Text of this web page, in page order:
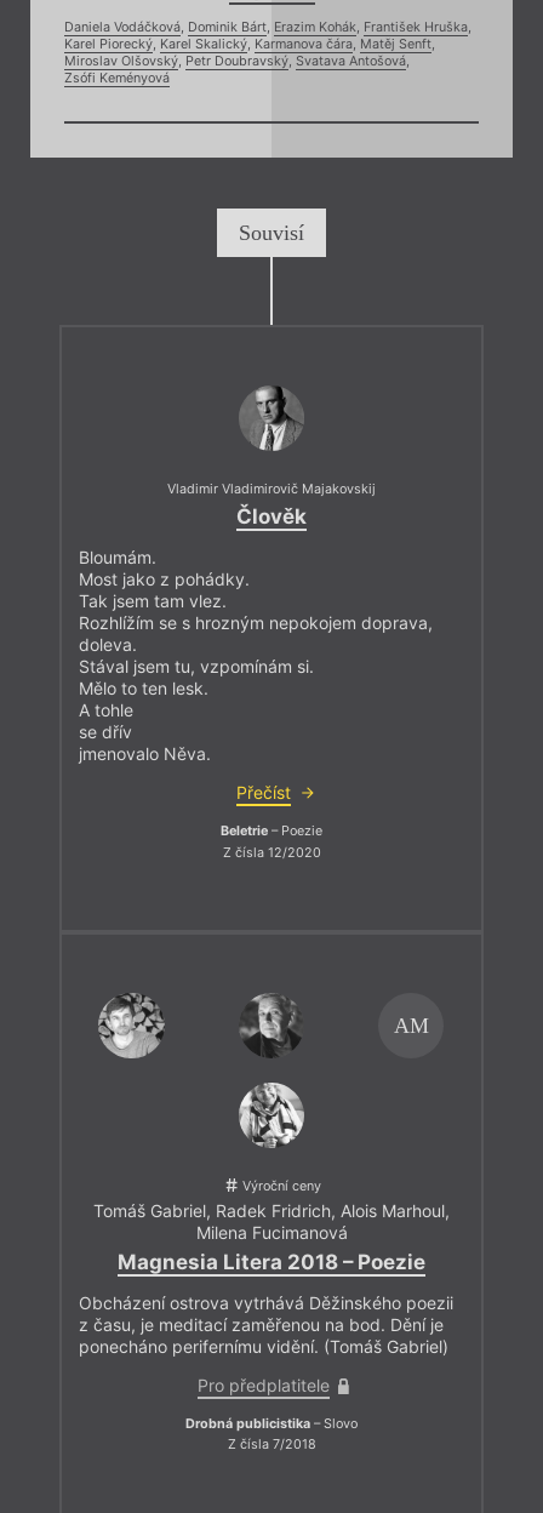
Daniela Vodáčková, Dominik Bárt, Erazim Kohák, František Hruška,
Karel Piorecký, Karel Skalický, Karmanova čára, Matěj Senft,
Miroslav Olšovský, Petr Doubravský, Svatava Antošová,
Zsófi Keményová
Souvisí
Vladimir Vladimirovič Majakovskij
Člověk
Bloumám.
Most jako z pohádky.
Tak jsem tam vlez.
Rozhlížím se s hrozným nepokojem doprava,
doleva.
Stával jsem tu, vzpomínám si.
Mělo to ten lesk.
A tohle
se dřív
jmenovalo Něva.
Přečíst
Beletrie – Poezie
Z čísla 12/2020
AM
Výroční ceny
Tomáš Gabriel, Radek Fridrich, Alois Marhoul,
Milena Fucimanová
Magnesia Litera 2018 – Poezie
Obcházení ostrova vytrhává Děžinského poezii
z času, je meditací zaměřenou na bod. Dění je
ponecháno perifernímu vidění. (Tomáš Gabriel)
Pro předplatitele
Drobná publicistika – Slovo
Z čísla 7/2018